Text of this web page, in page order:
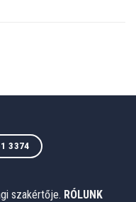
3374
szakértője. RÓLUNK